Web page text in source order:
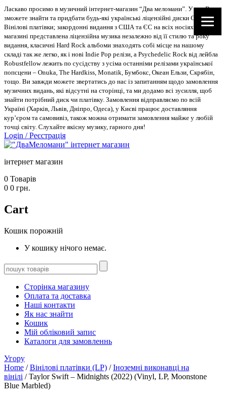
Ласкаво просимо в музичний інтернет-магазин “Два меломани”. У нас Ви
зможете знайти та придбати будь-які українські ліцензійні диски CD, DVD,
Вінілові платівки; закордонні видання з США та ЄС на всіх носіях. В
магазині представлена ліцензійна музика незалежно від її стилю та року
видання, класичні Hard Rock альбоми знаходять собі місце на нашому
складі так же легко, як і нові Indie Pop релізи, а Psychedelic Rock від лейбла
Robustfellow лежить по сусідству з усіма останніми релізами української
попсцени – Onuka, The Hardkiss, Monatik, Бумбокс, Океан Ельзи, Скрябін,
тощо. Ви завжди можете звертатись до нас із запитанням щодо замовлення
музичних видань, які відсутні на сторінці, та ми додамо всі зусилля, щоб
знайти потрібний диск чи платівку. Замовлення відправляємо по всій
Україні (Харків, Львів, Дніпро, Одеса), у Києві працює доставляння
кур’єром та самовивіз, також можна отримати замовлення майже у любій
точці світу. Слухайте якісну музику, гарного дня!
Login /Реєстрація
інтернет магазин
0 Товарів
0 0 грн.
Cart
Кошик порожній
У кошику нічого немає.
Сторінка магазину
Оплата та доставка
Наші контакти
Як нас знайти
Кошик
Мій обліковий запис
Каталоги для замовленнь
Угору
Home /Вінілові платівки (LP) /Іноземні виконавці на
вінілі / Taylor Swift – Midnights (2022) (Vinyl, LP, Moonstone
Blue Marbled)